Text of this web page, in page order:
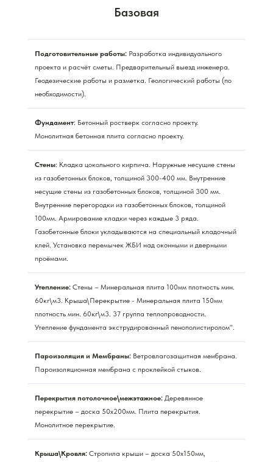
Базовая
Подготовительные работы: Разработка индивидуального
проекта и расчёт сметы. Предварительный выезд инженера.
Геодезические работы и разметка. Геологический работы (по
необходимости).
Фундамент: Бетонный ростверк согласно проекту.
Монолитная бетонная плита согласно проекту.
Стены: Кладка цокольного кирпича. Наружные несущие стены
из газобетонных блоков, толщиной 300-400 мм. Внутренние
несущие стены из газобетонных блоков, толщиной 300 мм.
Внутренние перегородки из газобетонных блоков, толщиной
100мм. Армирование кладки через каждые 3 ряда.
Газобетонные блоки укладываются на специальный кладочный
клей. Установка перемычек ЖБИ над оконными и дверными
проёмами.
Утепление: Стены – Минеральная плита 100мм плотность мин.
60кг\м3. Крыша\Перекрытие - Минеральная плита 150мм
плотность мин. 60кг\м3. 37 группа теплопроводности.
Утепление фундамента экструдированный пенополистиролом".
Пароизоляция и Мембраны: Ветровлагозащитная мембрана.
Пароизоляционная мембрана с проклейкой стыков.
Перекрытия потолочное\межэтажное: Деревянное
перекрытие – доска 50х200мм. Плита перекрытия.
Монолитное перекрытие.
Крыша\Кровля: Стропила крыши – доска 50х150мм,